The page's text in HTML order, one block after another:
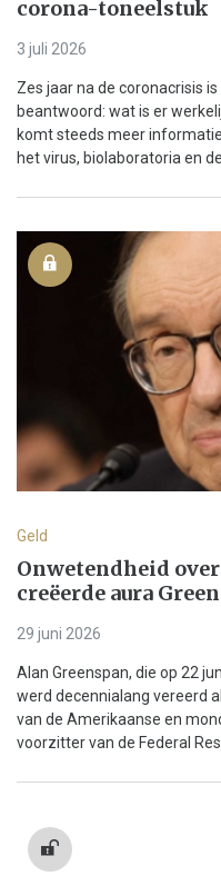
corona-toneelstuk
3 juli 2026
Zes jaar na de coronacrisis
beantwoord: wat is er
komt steeds meer
het virus, biolaboratoria en
Geld
Onwetendheid
creëerde aura
29 juni 2026
Alan Greenspan, die op 22
werd decennialang vereerd
van de Amerikaanse en
voorzitter van de Federal